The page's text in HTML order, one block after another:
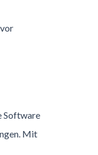
Software
Mit